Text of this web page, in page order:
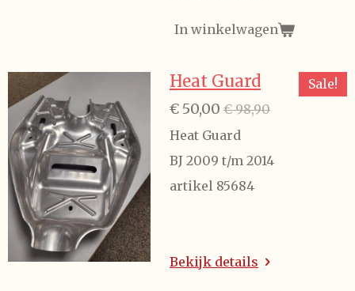
In winkelwagen
Sale!
Heat Guard
€ 50,00 € 98,90
Heat Guard
BJ 2009 t/m 2014
artikel 85684
Bekijk details